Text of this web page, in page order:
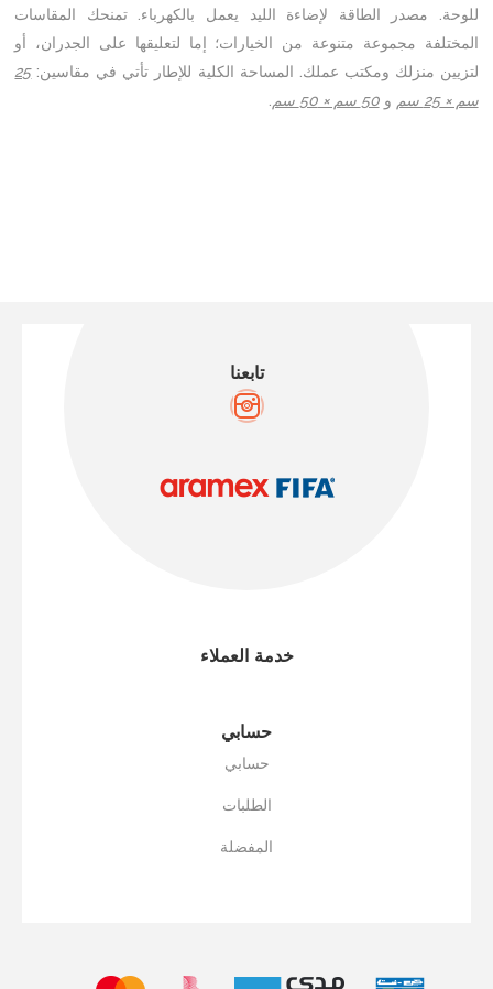
للوحة. مصدر الطاقة لإضاءة الليد يعمل بالكهرباء. تمنحك المقاسات
المختلفة مجموعة متنوعة من الخيارات؛ إما لتعليقها على الجدران، أو
لتزيين منزلك ومكتب عملك. المساحة الكلية للإطار تأتي في مقاسين:25
سم × 25 سم
و50 سم × 50 سم .
تابعنا
خدمة العملاء
حسابي
حسابي
الطلبات
المفضلة